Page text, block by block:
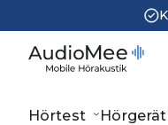
Hörtest